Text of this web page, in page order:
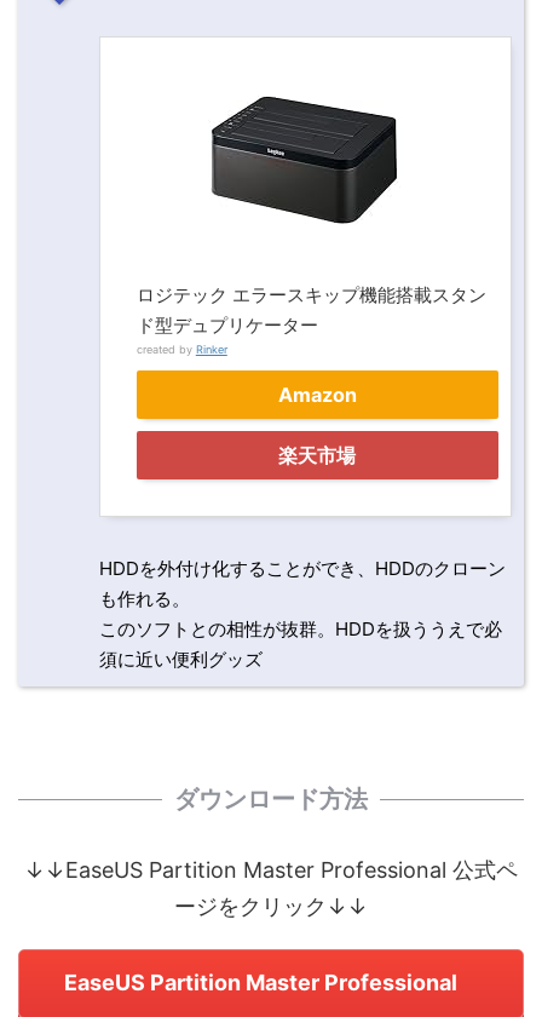
ロジテック エラースキップ機能搭載スタン
ド型デュプリケーター
created by Rinker
Amazon
楽天市場
HDDを外付け化することができ、HDDのクローン
も作れる。
このソフトとの相性が抜群。HDDを扱ううえで必
須に近い便利グッズ
ダウンロード方法
↓↓EaseUS Partition Master Professional 公式ペ
ージをクリック↓↓
EaseUS Partition Master Professional